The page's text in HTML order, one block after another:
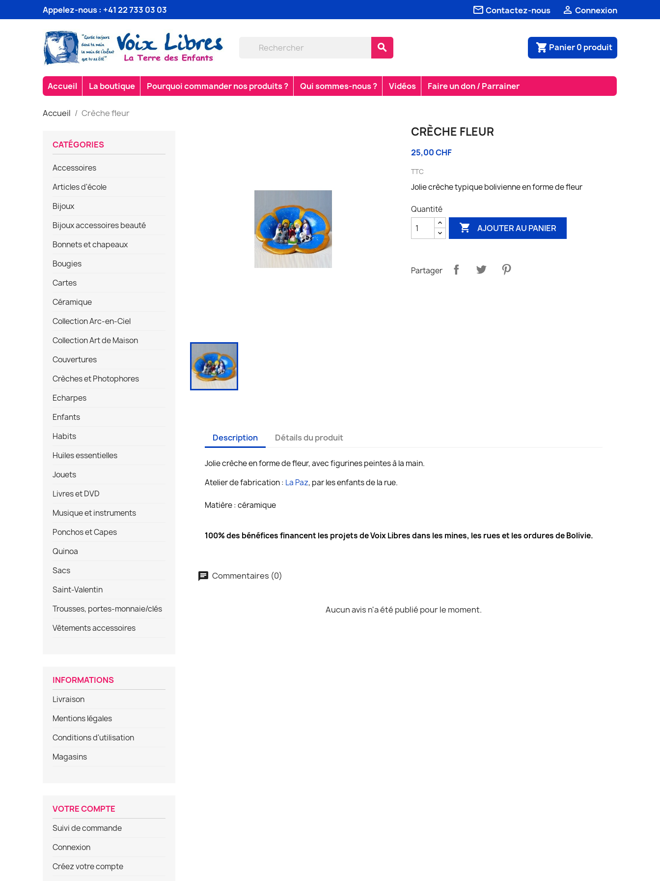
Appelez-nous : +41 22 733 03 03  Contactez-nous  Connexion
search shopping_cart Panier0 produit
Accueil La boutique Pourquoi commander nos produits ? Qui sommes-nous ? Vidéos Faire un don / Parrainer
Accueil Crèche fleur
CATÉGORIES
Accessoires
Articles d'école
Bijoux
Bijoux accessoires beauté
Bonnets et chapeaux
Bougies
Cartes
Céramique
Collection Arc-en-Ciel
Collection Art de Maison
Couvertures
Crèches et Photophores
Echarpes
Enfants
Habits
Huiles essentielles
Jouets
Livres et DVD
Musique et instruments
Ponchos et Capes
Quinoa
Sacs
Saint-Valentin
Trousses, portes-monnaie/clés
Vêtements accessoires
INFORMATIONS
Livraison
Mentions légales
Conditions d'utilisation
Magasins
VOTRE COMPTE
Suivi de commande
Connexion
Créez votre compte
CRÈCHE FLEUR
25,00 CHF
TTC
Jolie crèche typique bolivienne en forme de fleur
Quantité
 AJOUTER AU PANIER
Partager
Description Détails du produit
Jolie crèche en forme de fleur, avec figurines peintes à la main.
Atelier de fabrication : La Paz, par les enfants de la rue.
Matière : céramique
100% des bénéfices financent les projets de Voix Libres dans les mines, les rues et les ordures de Bolivie.
Commentaires (0)
Aucun avis n'a été publié pour le moment.